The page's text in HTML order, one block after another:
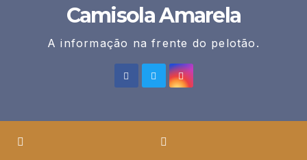
Camisola Amarela
A informação na frente do pelotão.